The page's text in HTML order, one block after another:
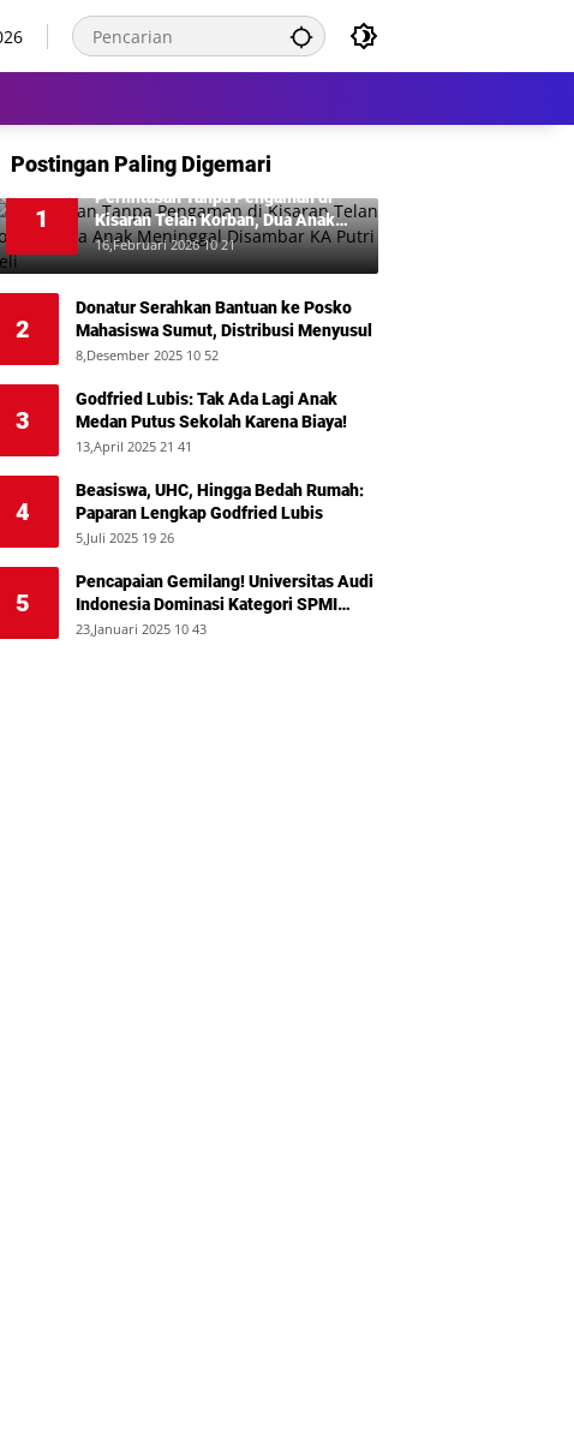
Postingan Paling Digemari
1
Perlintasan Tanpa Pengaman di
Kisaran Telan Korban, Dua Anak
Meninggal Disambar KA Putri Deli
16,Februari 2026 10 21
2
Donatur Serahkan Bantuan ke Posko
Mahasiswa Sumut, Distribusi Menyusul
8,Desember 2025 10 52
3
Godfried Lubis: Tak Ada Lagi Anak
Medan Putus Sekolah Karena Biaya!
13,April 2025 21 41
4
Beasiswa, UHC, Hingga Bedah Rumah:
Paparan Lengkap Godfried Lubis
5,Juli 2025 19 26
5
Pencapaian Gemilang! Universitas Audi
Indonesia Dominasi Kategori SPMI
Terbaik 2024
23,Januari 2025 10 43